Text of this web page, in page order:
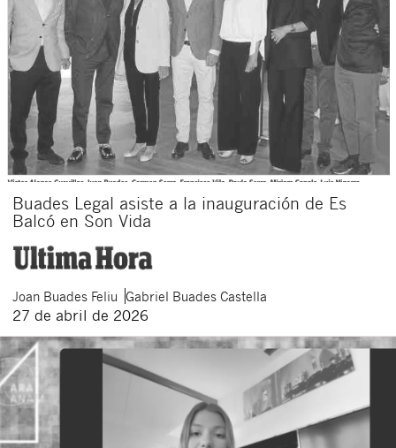
Buades Legal asiste a la inauguración de Es
Balcó en Son Vida
Joan Buades Feliu Gabriel Buades Castella
27 de abril de 2026